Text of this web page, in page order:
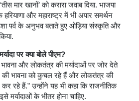
मार खानों’ को करारा जवाब दिया. भाजपा
और महाराष्ट्र में भी अपार समर्थन
पर्व के अनुभव बताते हुए ओड़िया संस्कृति और
पर क्या बोले पीएम?
और लोकतंत्र की मर्यादाओं पर जोर देते
की भावना को कुचल रहे हैं और लोकतंत्र की
कर रहे हैं.” उन्होंने यह भी कहा कि राजनीतिक
मर्यादाओं के भीतर होना चाहिए.